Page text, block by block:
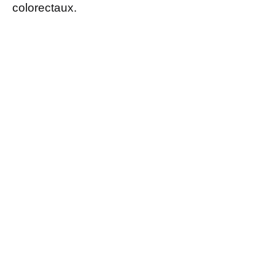
colorectaux.